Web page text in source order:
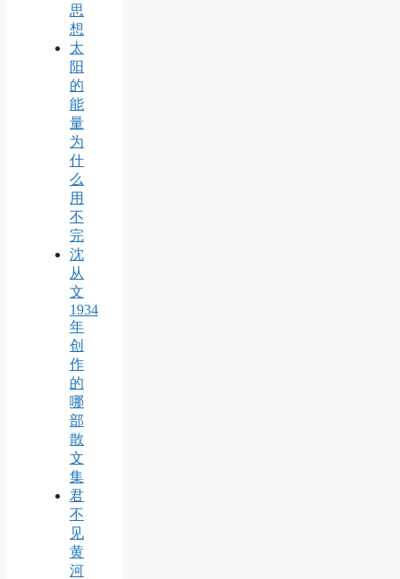
思
想
太
阳
的
能
量
为
什
么
用
不
完
沈
从
文
1934
年
创
作
的
哪
部
散
文
集
君
不
见
黄
河